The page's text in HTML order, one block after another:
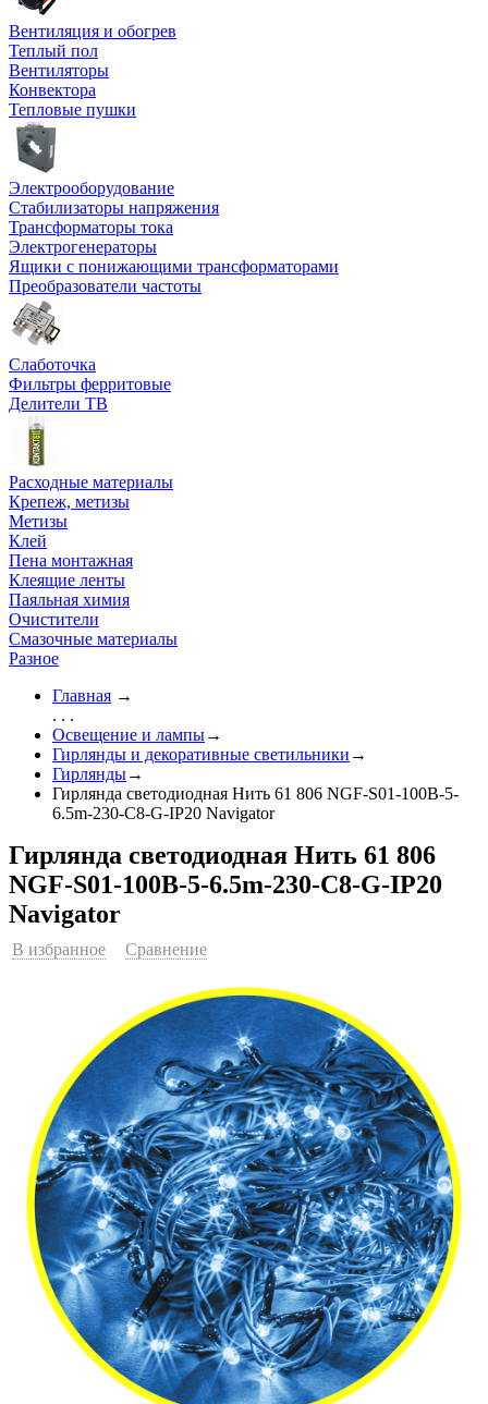
Вентиляция и обогрев
Теплый пол
Вентиляторы
Конвектора
Тепловые пушки
Электрооборудование
Стабилизаторы напряжения
Трансформаторы тока
Электрогенераторы
Ящики с понижающими трансформаторами
Преобразователи частоты
Слаботочка
Фильтры ферритовые
Делители ТВ
Расходные материалы
Крепеж, метизы
Метизы
Клей
Пена монтажная
Клеящие ленты
Паяльная химия
Очистители
Смазочные материалы
Разное
Главная →
. . .
Освещение и лампы→
Гирлянды и декоративные светильники →
Гирлянды→
Гирлянда светодиодная Нить 61 806 NGF-S01-100B-5-
6.5m-230-C8-G-IP20 Navigator
Гирлянда светодиодная Нить 61 806
NGF-S01-100B-5-6.5m-230-C8-G-IP20
Navigator
В избранное Сравнение